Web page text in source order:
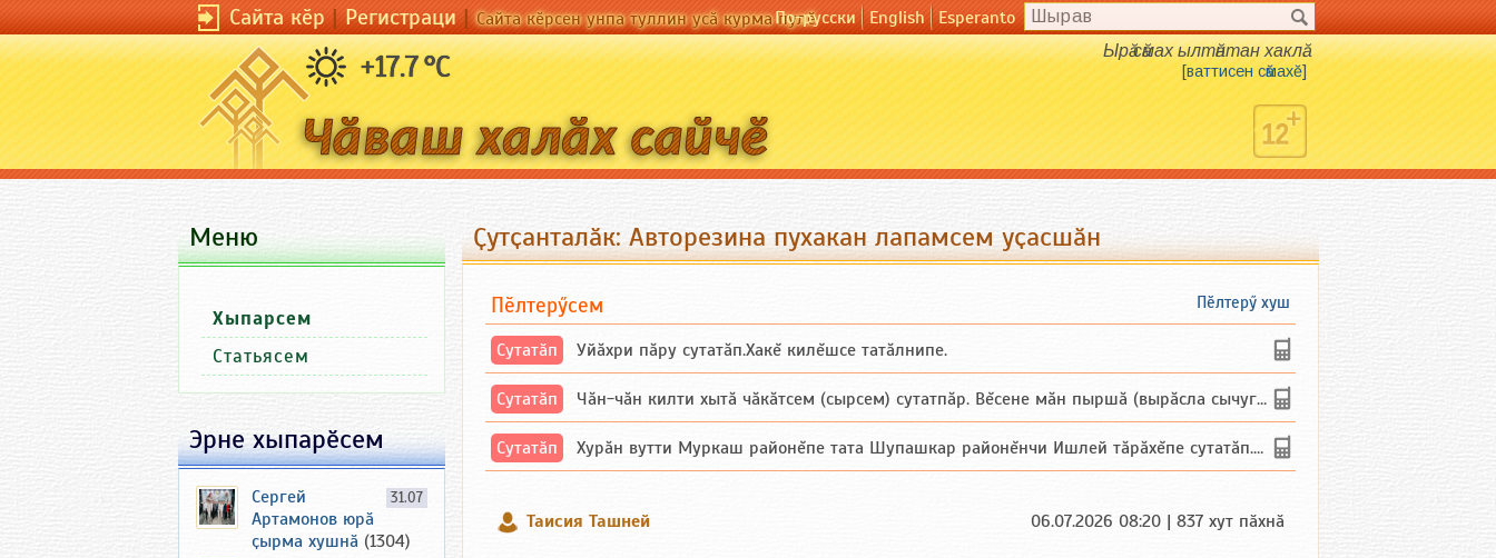
Сайта кӗр|Регистраци|Сайта кӗрсен унпа туллин усӑ курма пулӗПо-русски English Esperanto
+17.7 °C Ырӑ сӑмах ылтӑнтан хаклӑ.
[ваттисен сӑмахӗ]
Ҫутҫанталӑк: Авторезина пухакан лапамсем уҫасшӑн
Пӗлтерӳ хуш
Пӗлтерӳсем
Сутатӑп Уйăхри пăру сутатăп.Хакĕ килĕшсе татăлнипе.
Сутатӑп Чăн-чăн килти хытă чăкăтсем (сырсем) сутатпăр. Вĕсене мăн пыршă (вырăсла сычуг) ...
Сутатӑп Хурăн вутти Муркаш районĕпе тата Шупашкар районĕнчи Ишлей тăрăхĕпе сутатăп. Ха...
Таисия Ташней 06.07.2026 08:20 | 837 хут пӑхнӑ
Меню
Хыпарсем
Статьясем
Эрне хыпарӗсем
31.07
Сергей
Артамонов юрӑ
ҫырма хушнӑ (1304)